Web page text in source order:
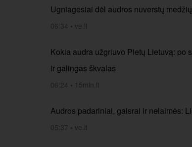
Ugniagesiai dėl audros nuverstų
06:34 • ve.lt
Kokia audra užgriuvo Pietų Lietuvą: po
ir galingas škvalas
06:24 • 15min.lt
Audros padariniai, gaisrai ir nelaimės:
05:37 • ve.lt